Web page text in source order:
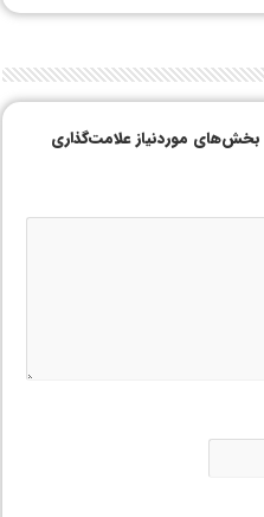
بخش‌های موردنیاز علامت‌گذاری